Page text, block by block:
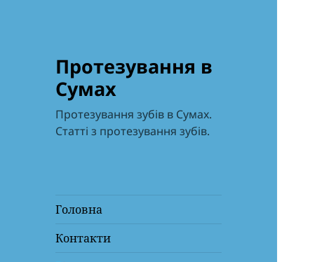
Протезування в
Сумах
Протезування зубів в Сумах.
Статті з протезування зубів.
Головна
Контакти